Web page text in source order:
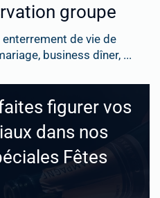
groupe
de vie de
business dîner, ...
figurer vos
dans nos
Fêtes